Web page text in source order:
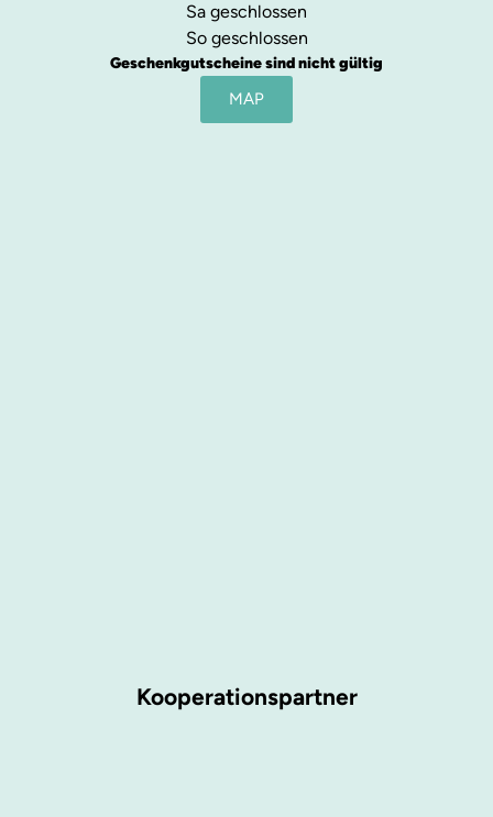
Sa geschlossen
So geschlossen
Geschenkgutscheine sind nicht gültig
MAP
Kooperationspartner